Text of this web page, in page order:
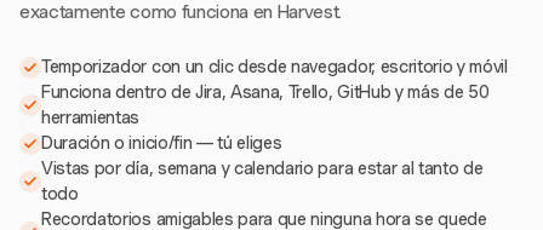
exactamente como funciona en Harvest.
Temporizador con un clic desde navegador, escritorio y móvil
Funciona dentro de Jira, Asana, Trello, GitHub y más de 50
herramientas
Duración o inicio/fin — tú eliges
Vistas por día, semana y calendario para estar al tanto de
todo
Recordatorios amigables para que ninguna hora se quede